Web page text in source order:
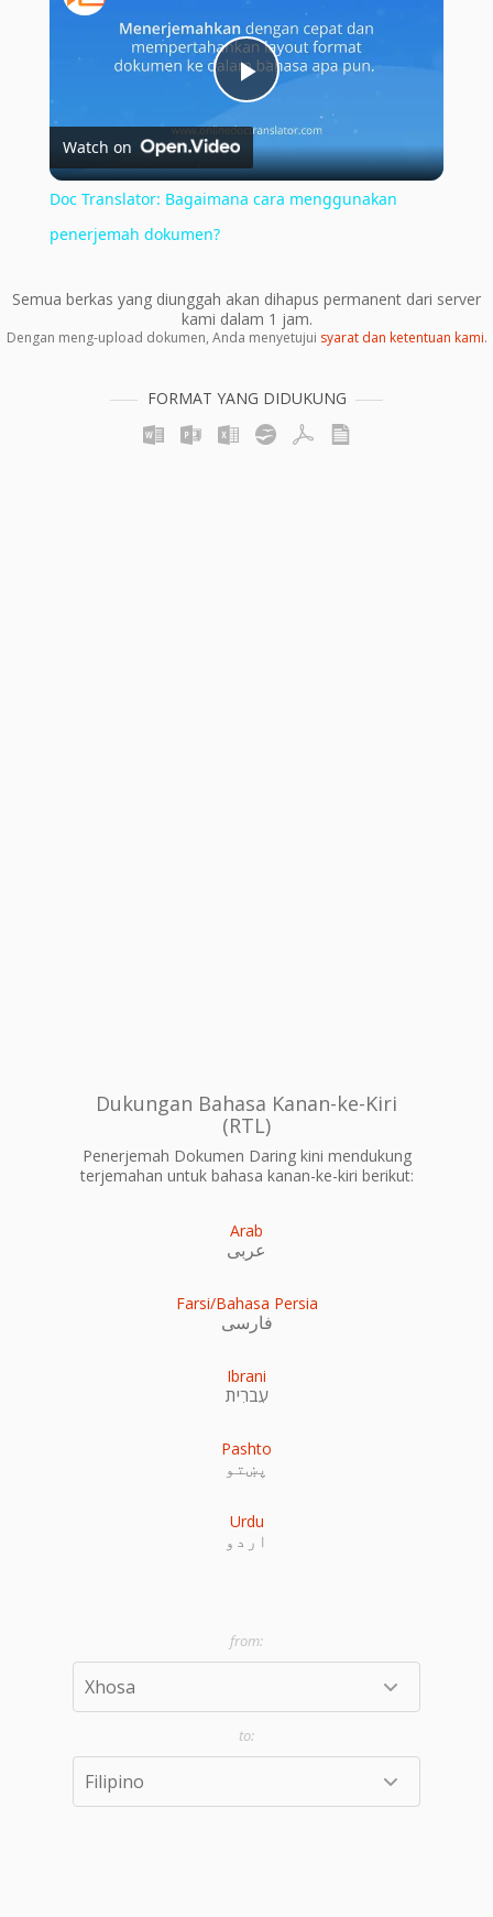
Play
Video
Watch on
Doc Translator: Bagaimana cara menggunakan
penerjemah dokumen?
Semua berkas yang diunggah akan dihapus permanent dari server
kami dalam 1 jam.
Dengan meng-upload dokumen, Anda menyetujui syarat dan ketentuan kami.
FORMAT YANG DIDUKUNG
Dukungan Bahasa Kanan-ke-Kiri
(RTL)
Penerjemah Dokumen Daring kini mendukung
terjemahan untuk bahasa kanan-ke-kiri berikut:
Arab
عربى
Farsi/Bahasa Persia
فارسی
Ibrani
עִברִית
Pashto
پښتو
Urdu
اردو